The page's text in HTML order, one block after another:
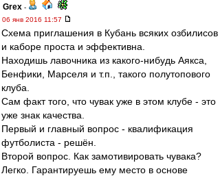
Grex -
06 янв 2016 11:57
Схема приглашения в Кубань всяких озбилисов
и каборе проста и эффективна.
Находишь лавочника из какого-нибудь Аякса,
Бенфики, Марселя и т.п., такого полутопового
клуба.
Сам факт того, что чувак уже в этом клубе - это
уже знак качества.
Первый и главный вопрос - квалификация
футболиста - решён.
Второй вопрос. Как замотивировать чувака?
Легко. Гарантируешь ему место в основе